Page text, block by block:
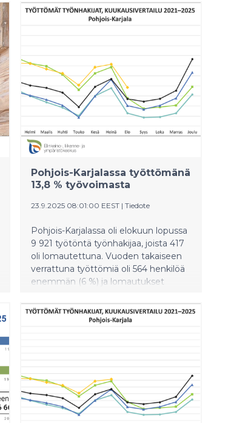
luonnonhoitoon ja vesistöjen
kunnostamiseen. Hakuajat päättyvät
Pohjois-Karjalassa työttömänä
13,8 % työvoimasta
23.9.2025 08:01:00 EEST | Tiedote
Pohjois-­Karjalassa oli elokuun lopussa
9 921 työtöntä työnhakijaa, joista 417
oli lomautettuna. Vuoden takaiseen
verrattuna työttömiä oli 564 henkilöä
enemmän (6 %) ja lomautukset